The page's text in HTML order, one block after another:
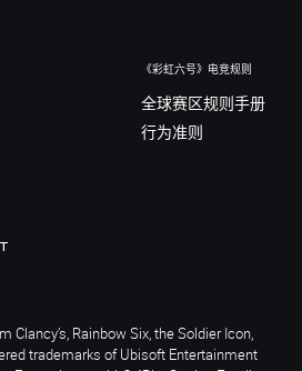
《彩虹六号》电竞规则
全球赛区规则手册
行为准则
Rainbow Six, the Soldier Icon,
trademarks of Ubisoft Entertainment